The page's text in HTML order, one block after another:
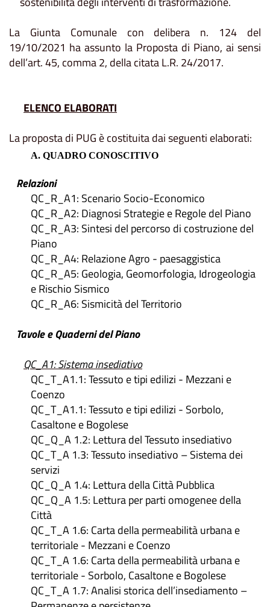
La Giunta Comunale con delibera n. 124 del
19/10/2021 ha assunto la Proposta di Piano, ai sensi
dell’art. 45, comma 2, della citata L.R. 24/2017.
ELENCO ELABORATI
La proposta di PUG è costituita dai seguenti elaborati:
A. QUADRO CONOSCITIVO
Relazioni
QC_R_A1: Scenario Socio-Economico
QC_R_A2: Diagnosi Strategie e Regole del Piano
QC_R_A3: Sintesi del percorso di costruzione del
Piano
QC_R_A4: Relazione Agro - paesaggistica
QC_R_A5: Geologia, Geomorfologia, Idrogeologia
e Rischio Sismico
QC_R_A6: Sismicità del Territorio
Tavole e Quaderni del Piano
QC_A1: Sistema insediativo
QC_T_A1.1: Tessuto e tipi edilizi - Mezzani e
Coenzo
QC_T_A1.1: Tessuto e tipi edilizi - Sorbolo,
Casaltone e Bogolese
QC_Q_A 1.2: Lettura del Tessuto insediativo
QC_T_A 1.3: Tessuto insediativo – Sistema dei
servizi
QC_Q_A 1.4: Lettura della Città Pubblica
QC_Q_A 1.5: Lettura per parti omogenee della
Città
QC_T_A 1.6: Carta della permeabilità urbana e
territoriale - Mezzani e Coenzo
QC_T_A 1.6: Carta della permeabilità urbana e
territoriale - Sorbolo, Casaltone e Bogolese
QC_T_A 1.7: Analisi storica dell’insediamento –